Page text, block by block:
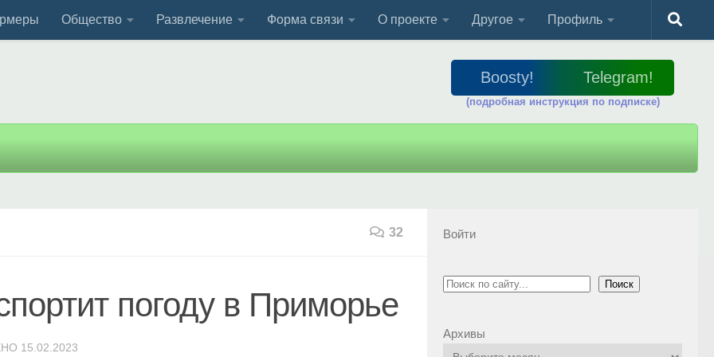
Общество Развлечение Форма связи О проекте Другое Профиль
Boosty! Telegram!
(подробная инструкция по подписке)
32
погоду в Приморье
15.02.2023
Войти
Поиск Поиск
Архивы